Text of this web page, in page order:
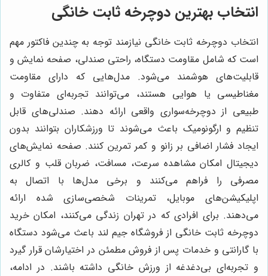
انتخاب بهترین دوچرخه ثابت خانگی
انتخاب دوچرخه ثابت خانگی نیازمند توجه به چندین فاکتور مهم
است که شامل مقاومت دستگاه، راحتی صندلی، صفحه نمایش و
قابلیت‌های هوشمند می‌شود. مدل‌هایی که دارای مقاومت
مغناطیسی یا هوایی هستند، می‌توانند تجربه‌ای متفاوت و
طبیعی از دوچرخه‌سواری واقعی ارائه دهند. صندلی‌های قابل
تنظیم و ارگونومیک باعث می‌شوند تا ورزشکاران بتوانند بدون
ایجاد فشار اضافی بر زانو و کمر تمرین کنند. صفحه نمایش‌های
دیجیتال امکان مشاهده سرعت، مسافت، ضربان قلب و کالری
مصرفی را فراهم می‌کنند و برخی مدل‌ها با اتصال به
اپلیکیشن‌های موبایل، تمرینات شخصی‌سازی شده ارائه
می‌دهند. برای افرادی که در تهران زندگی می‌کنند، امکان خرید
دوچرخه ثابت خانگی از فروشگاه جیم لند باعث می‌شود دستگاه
با گارانتی و خدمات پس از فروش مطمئن در اختیارشان قرار گیرد
و تجربه‌ای بی‌دغدغه از ورزش خانگی داشته باشند. در ادامه،